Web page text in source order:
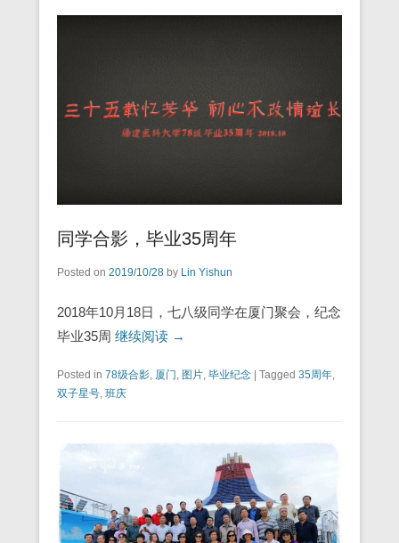
同学合影，毕业35周年
Posted on 2019/10/28 by Lin Yishun
2018年10月18日，七八级同学在厦门聚会，纪念
毕业35周 继续阅读 →
Posted in 78级合影, 厦门, 图片, 毕业纪念 | Tagged 35周年,
双子星号, 班庆